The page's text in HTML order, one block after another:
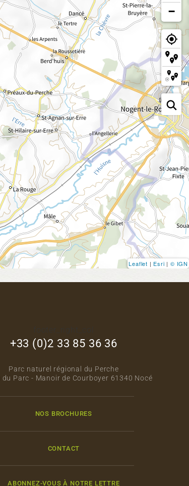
−
Leaflet | Esri | © IGN
+33 (0)2 33 85 36 36
Parc naturel régional du Perche
du Parc - Manoir de Courboyer 61340 Nocé
NOS BROCHURES
CONTACT
ABONNEZ-VOUS À NOTRE LETTRE